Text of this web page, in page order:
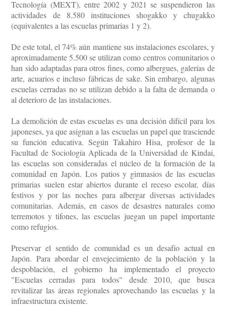
Tecnología (MEXT), entre 2002 y 2021 se suspendieron las
actividades de 8.580 instituciones shogakko y chugakko
(equivalentes a las escuelas primarias 1 y 2).
De este total, el 74% aún mantiene sus instalaciones escolares, y
aproximadamente 5.500 se utilizan como centros comunitarios o
han sido adaptadas para otros fines, como albergues, galerías de
arte, acuarios e incluso fábricas de sake. Sin embargo, algunas
escuelas cerradas no se utilizan debido a la falta de demanda o
al deterioro de las instalaciones.
La demolición de estas escuelas es una decisión difícil para los
japoneses, ya que asignan a las escuelas un papel que trasciende
su función educativa. Según Takahiro Hisa, profesor de la
Facultad de Sociología Aplicada de la Universidad de Kindai,
las escuelas son consideradas el núcleo de la formación de la
comunidad en Japón. Los patios y gimnasios de las escuelas
primarias suelen estar abiertos durante el receso escolar, días
festivos y por las noches para albergar diversas actividades
comunitarias. Además, en casos de desastres naturales como
terremotos y tifones, las escuelas juegan un papel importante
como refugios.
Preservar el sentido de comunidad es un desafío actual en
Japón. Para abordar el envejecimiento de la población y la
despoblación, el gobierno ha implementado el proyecto
"Escuelas cerradas para todos" desde 2010, que busca
revitalizar las áreas regionales aprovechando las escuelas y la
infraestructura existente.